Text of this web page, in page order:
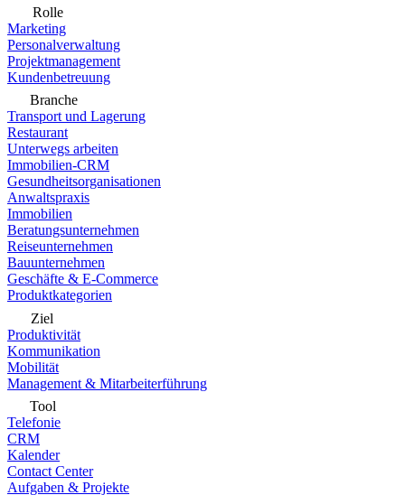
Rolle
Marketing
Personalverwaltung
Projektmanagement
Kundenbetreuung
Branche
Transport und Lagerung
Restaurant
Unterwegs arbeiten
Immobilien-CRM
Gesundheitsorganisationen
Anwaltspraxis
Immobilien
Beratungsunternehmen
Reiseunternehmen
Bauunternehmen
Geschäfte & E-Commerce
Produktkategorien
Ziel
Produktivität
Kommunikation
Mobilität
Management & Mitarbeiterführung
Tool
Telefonie
CRM
Kalender
Contact Center
Aufgaben & Projekte